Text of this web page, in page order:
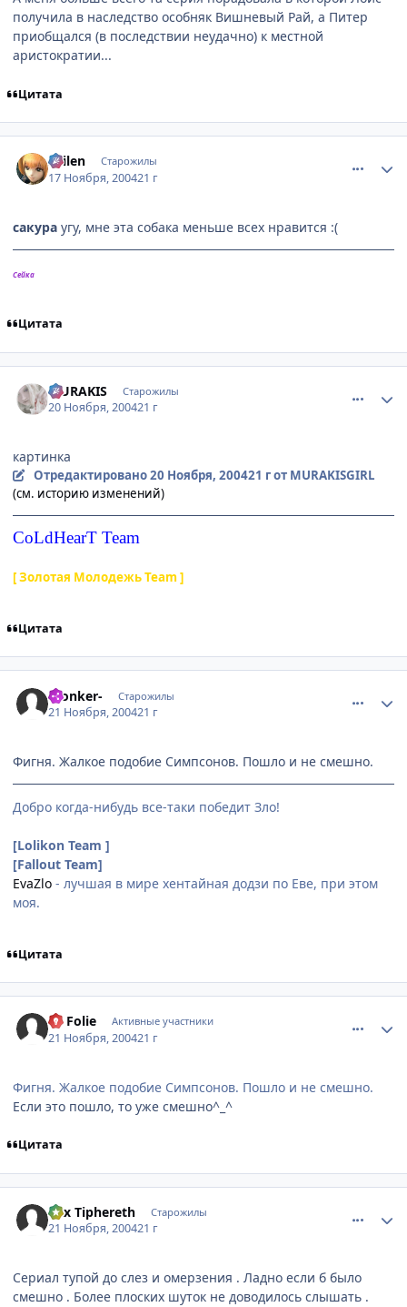
получила в наследство особняк Вишневый Рай, а Питер
приобщался (в последствии неудачно) к местной
аристократии...
Цитата
Sailen Старожилы
17 Ноября, 200421 г
сакура угу, мне эта собака меньше всех нравится :(
Сейка
Цитата
MURAKIS Старожилы
20 Ноября, 200421 г
картинка
Отредактировано20 Ноября, 200421 гот MURAKISGIRL
(см. историю изменений)
CoLdHearT Team
[ Золотая Молодежь Team ]
Цитата
-Conker- Старожилы
21 Ноября, 200421 г
Фигня. Жалкое подобие Симпсонов. Пошло и не смешно.
Добро когда-нибудь все-таки победит Зло!
[Lolikon Team ]
[Fallout Team]
EvaZlo - лучшая в мире хентайная додзи по Еве, при этом
моя.
Цитата
La Folie Активные участники
21 Ноября, 200421 г
Фигня. Жалкое подобие Симпсонов. Пошло и не смешно.
Если это пошло, то уже смешно^_^
Цитата
Lux Tiphereth Старожилы
21 Ноября, 200421 г
Сериал тупой до слез и омерзения . Ладно если б было
смешно . Более плоских шуток не доводилось слышать .